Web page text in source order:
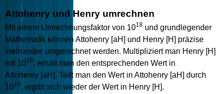
Attohenry und Henry umrechnen
Mit einem Umrechnungsfaktor von 1018 und grundlegender
Mathematik können Attohenry [aH] und Henry [H] präzise
ineinander umgerechnet werden. Multipliziert man Henry [H]
mit 1018, erhält man den entsprechenden Wert in
Attohenry [aH]. Teilt man den Wert in Attohenry [aH] durch
1018, ergibt sich wieder der Wert in Henry [H].